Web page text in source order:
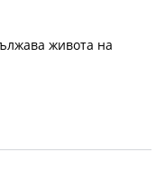
живота на